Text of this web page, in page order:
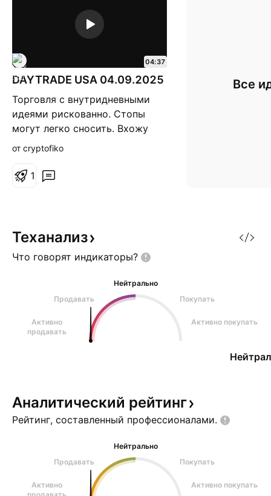
DAYTRADE USA 04.09.2025
Торговля с внутридневными
идеями рискованно. Стопы
могут легко сносить. Вхожу
только малыми позами. Если я
сделки.
04:37
от cryptofiko
1
Все
Теханализ
Что говорят индикаторы?
Нейтрально
Продавать
Покупать
Активно
продавать
Активно покупать
Аналитический рейтинг
Рейтинг, составленный профессионалами.
Нейтрально
Продавать
Покупать
Активно
Активно покупать